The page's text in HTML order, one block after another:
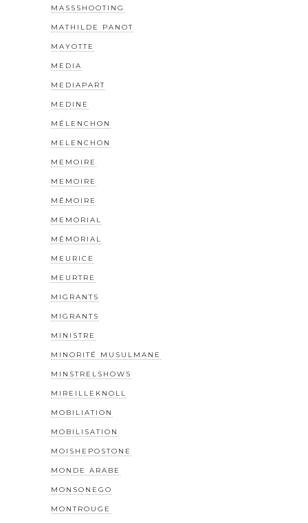
MASSSHOOTING
MATHILDE PANOT
MAYOTTE
MEDIA
MEDIAPART
MEDINE
MÉLENCHON
MELENCHON
MEMOIRE
MEMOIRE
MÉMOIRE
MEMORIAL
MÉMORIAL
MEURICE
MEURTRE
MIGRANTS
MIGRANTS
MINISTRE
MINORITÉ MUSULMANE
MINSTRELSHOWS
MIREILLEKNOLL
MOBILIATION
MOBILISATION
MOISHEPOSTONE
MONDE ARABE
MONSONEGO
MONTROUGE